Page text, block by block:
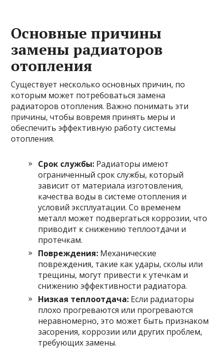
Основные причины
замены радиаторов
отопления
Существует несколько основных причин, по
которым может потребоваться замена
радиаторов отопления. Важно понимать эти
причины, чтобы вовремя принять меры и
обеспечить эффективную работу системы
отопления.
Срок службы: Радиаторы имеют
ограниченный срок службы, который
зависит от материала изготовления,
качества воды в системе отопления и
условий эксплуатации. Со временем
металл может подвергаться коррозии, что
приводит к снижению теплоотдачи и
протечкам.
Повреждения: Механические
повреждения, такие как удары, сколы или
трещины, могут привести к утечкам и
снижению эффективности радиатора.
Низкая теплоотдача: Если радиаторы
плохо прогреваются или прогреваются
неравномерно, это может быть признаком
засорения, коррозии или других проблем,
требующих замены.